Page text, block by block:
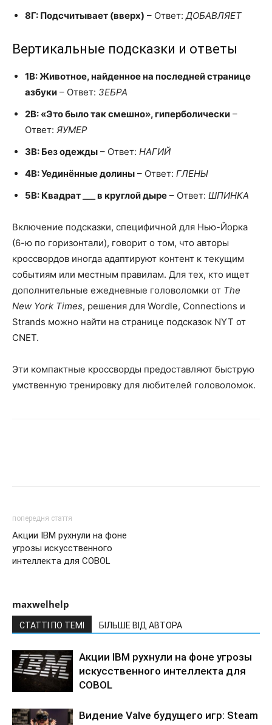
8Г: Подсчитывает (вверх) – Ответ: ДОБАВЛЯЕТ
Вертикальные подсказки и ответы
1В: Животное, найденное на последней странице
азбуки – Ответ: ЗЕБРА
2В: «Это было так смешно», гиперболически –
Ответ: ЯУМЕР
3В: Без одежды – Ответ: НАГИЙ
4В: Уединённые долины – Ответ: ГЛЕНЫ
5В: Квадрат ___ в круглой дыре – Ответ: ШПИНКА
Включение подсказки, специфичной для Нью-Йорка
(6-ю по горизонтали), говорит о том, что авторы
кроссвордов иногда адаптируют контент к текущим
событиям или местным правилам. Для тех, кто ищет
дополнительные ежедневные головоломки от The
New York Times, решения для Wordle, Connections и
Strands можно найти на странице подсказок NYT от
CNET.
Эти компактные кроссворды предоставляют быструю
умственную тренировку для любителей головоломок.
попередня стаття
Акции IBM рухнули на фоне
угрозы искусственного
интеллекта для COBOL
maxwelhelp
СТАТТІ ПО ТЕМІ БІЛЬШЕ ВІД АВТОРА
Акции IBM рухнули на фоне угрозы
искусственного интеллекта для
COBOL
Видение Valve будущего игр: Steam